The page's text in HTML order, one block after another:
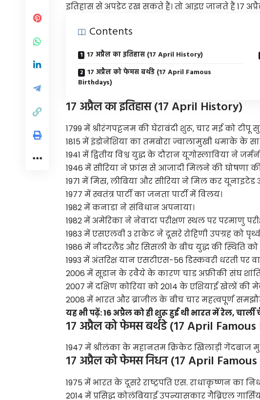
इतिहास से अपडेट रख सकते हैं। तो आइए जानते हैं 17
Contents
17 अप्रैल का इतिहास (17 April History)
17 अप्रैल को फेमस बर्थडे (17 April Famous
Birthdays)
17 अप्रैल का इतिहास (17 April History)
1799 में श्रीरंगपट्टनम की घेराबंदी शुरू, चार मई को
1815 में इंडोनेशिया का तमबोरा ज्वालामुखी धमाके
1941 में द्वितीय विश्व युद्ध के दौरान यूगोस्लाविया ने
1946 में सीरिया ने फ्रांस से आजादी मिलने की घोषणा
1971 में मिस्र, लीबिया और सीरिया ने मिल कर
1977 में स्वतंत्र पार्टी का जनता पार्टी में विलय।
1982 में कनाडा ने संविधान अपनाया।
1982 में अमेरिका ने नेवादा परीक्षण स्थल पर परमाणु
1983 में एसएलवी 3 राकेट ने दूसरे रोहिणी उपग्रह को
1986 में नीदरलैंड और सिसली के बीच युद्ध की स्थिति
1993 में अंतरिक्ष यान एसटीएस-56 डिस्कवरी धरती पर
2006 में सूडान के रवैये के कारण चाड अफ्रीकी संघ शांति
2007 में दक्षिण कोरिया को 2014 के एशियाई खेलों की
2008 में भारत और ब्राजील के बीच चार महत्वपूर्ण
यह भी पढ़ें:16 अप्रैल को ही शुरू हुई थी भारत में रेल,
17 अप्रैल को फेमस बर्थडे (17 April
1947 में श्रीलंका के महानतम क्रिकेट खिलाड़ी गेंदबाज
17 अप्रैल को फेमस निधन (17 April
1975 में भारत के दूसरे राष्ट्रपति एस. राधाकृष्णन का
2014 में प्रसिद्ध कोलंबियाई उपन्यासकार गैब्रिएल